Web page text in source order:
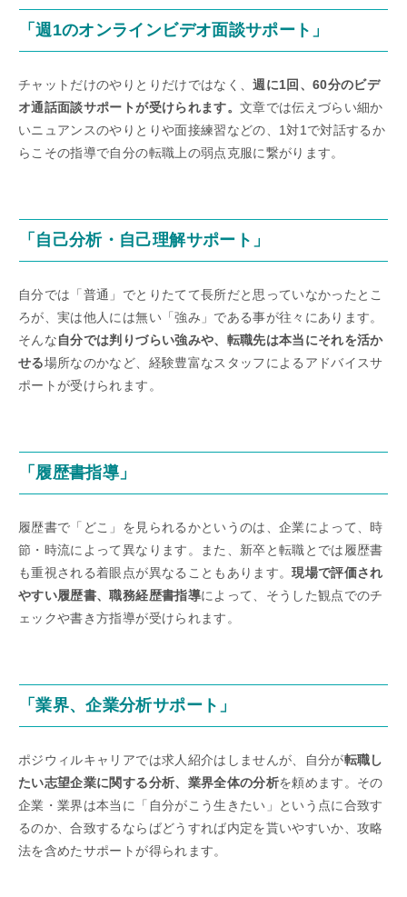
「週1のオンラインビデオ面談サポート」
チャットだけのやりとりだけではなく、週に1回、60分のビデ
オ通話面談サポートが受けられます。 文章では伝えづらい細か
いニュアンスのやりとりや面接練習などの、1対1で対話するか
らこその指導で自分の転職上の弱点克服に繋がります。
「自己分析・自己理解サポート」
自分では「普通」でとりたてて長所だと思っていなかったとこ
ろが、実は他人には無い「強み」である事が往々にあります。
そんな自分では判りづらい強みや、転職先は本当にそれを活か
せる場所なのかなど、経験豊富なスタッフによるアドバイスサ
ポートが受けられます。
「履歴書指導」
履歴書で「どこ」を見られるかというのは、企業によって、時
節・時流によって異なります。また、新卒と転職とでは履歴書
も重視される着眼点が異なることもあります。現場で評価され
やすい履歴書、職務経歴書指導によって、そうした観点でのチ
ェックや書き方指導が受けられます。
「業界、企業分析サポート」
ポジウィルキャリアでは求人紹介はしませんが、自分が転職し
たい志望企業に関する分析、業界全体の分析を頼めます。その
企業・業界は本当に「自分がこう生きたい」という点に合致す
るのか、合致するならばどうすれば内定を貰いやすいか、攻略
法を含めたサポートが得られます。